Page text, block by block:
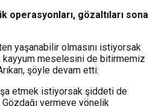
operasyonları, gözaltıları sona
yaşanabilir olmasını istiyorsak
kayyum meselesini de bitirmemiz
şöyle devam etti:
etmek istiyorsak şiddeti de
Gözdağı vermeye yönelik